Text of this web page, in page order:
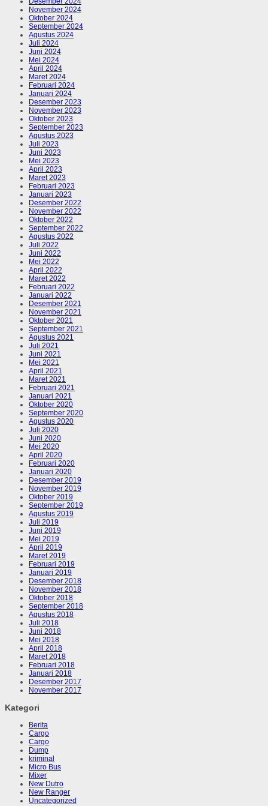
November 2024
Oktober 2024
September 2024
Agustus 2024
Juli 2024
Juni 2024
Mei 2024
April 2024
Maret 2024
Februari 2024
Januari 2024
Desember 2023
November 2023
Oktober 2023
September 2023
Agustus 2023
Juli 2023
Juni 2023
Mei 2023
April 2023
Maret 2023
Februari 2023
Januari 2023
Desember 2022
November 2022
Oktober 2022
September 2022
Agustus 2022
Juli 2022
Juni 2022
Mei 2022
April 2022
Maret 2022
Februari 2022
Januari 2022
Desember 2021
November 2021
Oktober 2021
September 2021
Agustus 2021
Juli 2021
Juni 2021
Mei 2021
April 2021
Maret 2021
Februari 2021
Januari 2021
Oktober 2020
September 2020
Agustus 2020
Juli 2020
Juni 2020
Mei 2020
April 2020
Februari 2020
Januari 2020
Desember 2019
November 2019
Oktober 2019
September 2019
Agustus 2019
Juli 2019
Juni 2019
Mei 2019
April 2019
Maret 2019
Februari 2019
Januari 2019
Desember 2018
November 2018
Oktober 2018
September 2018
Agustus 2018
Juli 2018
Juni 2018
Mei 2018
April 2018
Maret 2018
Februari 2018
Januari 2018
Desember 2017
November 2017
Kategori
Berita
Cargo
Cargo
Dump
kriminal
Micro Bus
Mixer
New Dutro
New Ranger
Uncategorized